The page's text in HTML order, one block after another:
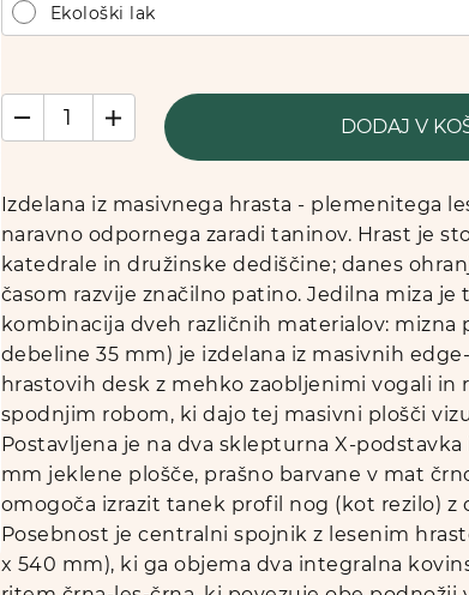
Ekološki lak
DODAJ V
Izdelana iz masivnega hrasta - plemenitega
naravno odpornega zaradi taninov. Hrast je
katedrale in družinske dediščine; danes
časom razvije značilno patino. Jedilna miza je
kombinacija dveh različnih materialov: mizna
debeline 35 mm) je izdelana iz masivnih
hrastovih desk z mehko zaobljenimi vogali in
spodnjim robom, ki dajo tej masivni plošči
Postavljena je na dva sklepturna X-podstavka
mm jeklene plošče, prašno barvane v mat
omogoča izrazit tanek profil nog (kot rezilo) z
Posebnost je centralni spojnik z lesenim
x 540 mm), ki ga objema dva integralna